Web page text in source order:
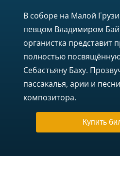
В соборе на Малой
певцом Владимиром
органистка представит
полностью
Себастьяну Баху.
пассакалья, арии и
композитора.
Купить